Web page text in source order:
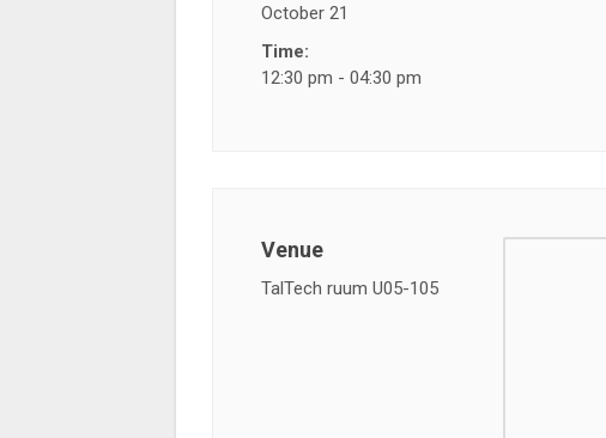
October 21
Time:
12:30 pm - 04:30 pm
Venue
TalTech ruum U05-105